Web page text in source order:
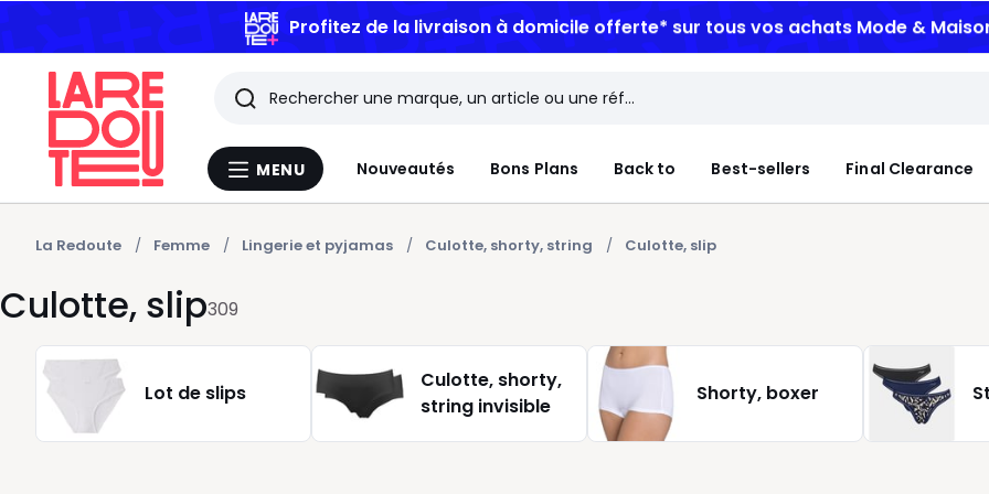
Profitez de la livraison à domicile offerte* sur tous vos achats Mode &
Menu
MENU Nouveautés Bons Plans Back to Best-sellers Final Clearance
Rechercher
Les
derniers
articles
consultés
La Redoute Femme Lingerie et pyjamas Culotte, shorty, string Culotte, slip
Culotte, slip309
Lot de slips
Culotte, shorty,
string invisible
Shorty, boxer